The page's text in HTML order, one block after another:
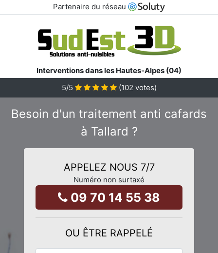
Partenaire du réseau
Interventions dans les Hautes-Alpes (04)
5/5 (102 votes)
Besoin d'un traitement anti cafards
à Tallard ?
APPELEZ NOUS 7/7
Numéro non surtaxé
09 70 14 55 38
OU ÊTRE RAPPELÉ